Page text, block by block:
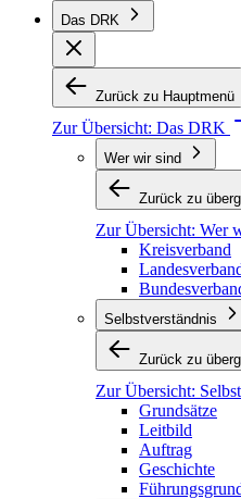
Das DRK
Zurück zu Hauptmenü
Zur Übersicht: Das DRK
Wer wir sind
Zurück zu
Zur Übersicht: Wer
Kreisverband
Selbstverständnis
Zurück zu
Zur Übersicht:
Grundsätze
Leitbild
Auftrag
Geschichte